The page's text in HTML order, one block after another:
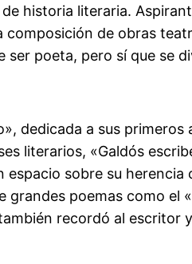
historia literaria.
de obras
ser poeta, pero sí que se
dedicada a sus primeros
literarios, «Galdós
sobre su herencia
poemas como el
recordó al escritor